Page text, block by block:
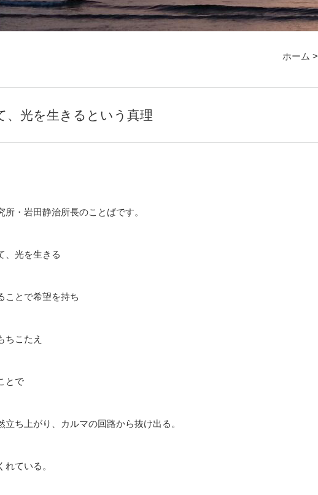
ホーム >
、光を生きるという真理
・岩田静治所長のことばです。
、光を生きる
ことで希望を持ち
ちこたえ
とで
立ち上がり、カルマの回路から抜け出る。
ている。